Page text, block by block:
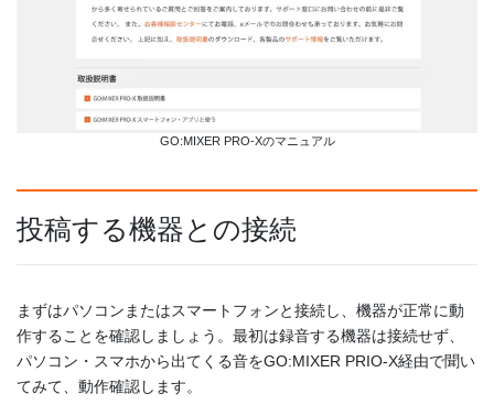
GO:MIXER PRO-Xのマニュアル
投稿する機器との接続
まずはパソコンまたはスマートフォンと接続し、機器が正常に動
作することを確認しましょう。最初は録音する機器は接続せず、
パソコン・スマホから出てくる音をGO:MIXER PRIO-X経由で聞い
てみて、動作確認します。